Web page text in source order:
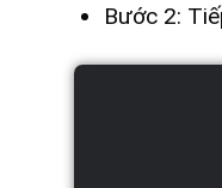
Bước 2: